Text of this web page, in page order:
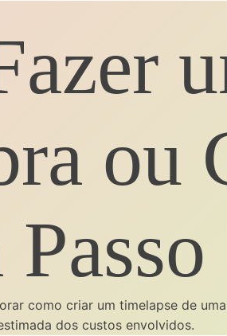
ou
Passo
como criar um timelapse de
dos custos envolvidos.